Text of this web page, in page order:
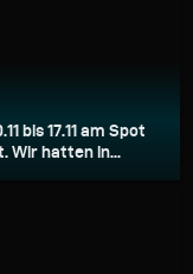
bis 17.11 am Spot
Wir hatten in...